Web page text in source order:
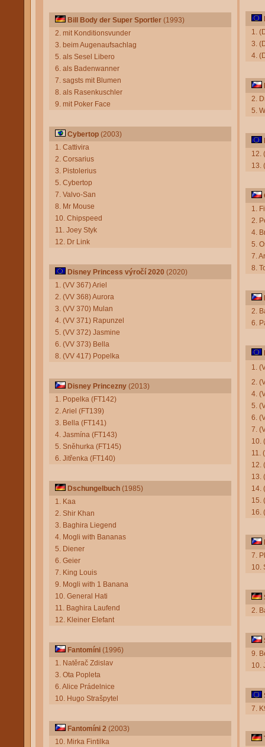
Bill Body der Super Sportler (1993)
2. mit Konditionsvunder
3. beim Augenaufsachlag
5. als Sesel Libero
6. als Badenwanner
7. sagsts mit Blumen
8. als Rasenkuschler
9. mit Poker Face
Cybertop (2003)
1. Cattivira
2. Corsarius
3. Pistolerius
5. Cybertop
7. Valvo-San
8. Mr Mouse
10. Chipspeed
11. Joey Styk
12. Dr Link
Disney Princess výročí 2020 (2020)
1. (VV 367) Ariel
2. (VV 368) Aurora
3. (VV 370) Mulan
4. (VV 371) Rapunzel
5. (VV 372) Jasmine
6. (VV 373) Bella
8. (VV 417) Popelka
Disney Princezny (2013)
1. Popelka (FT142)
2. Ariel (FT139)
3. Bella (FT141)
4. Jasmína (FT143)
5. Sněhurka (FT145)
6. Jitřenka (FT140)
Dschungelbuch (1985)
1. Kaa
2. Shir Khan
3. Baghira Liegend
4. Mogli with Bananas
5. Diener
6. Geier
7. King Louis
9. Mogli with 1 Banana
10. General Hati
11. Baghira Laufend
12. Kleiner Elefant
Fantomíni (1996)
1. Natěrač Zdislav
3. Ota Popleta
6. Alice Prádelnice
10. Hugo Strašpytel
Fantomíni 2 (2003)
10. Mirka Fintilka
1.
3.
4.
2.
5.
12.
13.
1.
2.
4.
5.
7.
8.
2.
6.
1.
2.
4.
5.
6.
7.
10.
11.
12.
13.
14.
15.
16.
7.
10.
2.
9.
10.
7.